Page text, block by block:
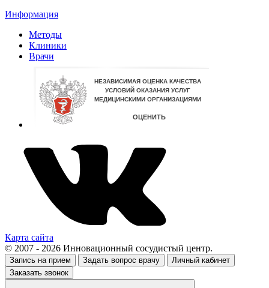
Информация
Методы
Клиники
Врачи
Карта сайта
© 2007 - 2026 Инновационный сосудистый центр.
Запись на прием Задать вопрос врачу
Личный кабинет
Заказать звонок